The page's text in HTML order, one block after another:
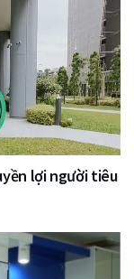
lợi người tiêu